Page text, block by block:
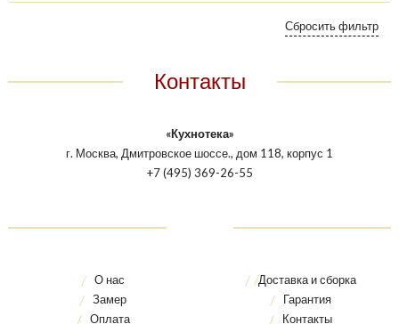
Контакты
«Кухнотека»
г. Москва, Дмитровское шоссе., дом 118, корпус 1
+7 (495) 369-26-55
О нас
Замер
Оплата
Доставка и сборка
Гарантия
Контакты